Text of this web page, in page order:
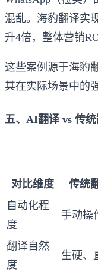
混乱。海豹翻译实
升4倍，整体营销
这些案例源于海豹
其在实际场景中的
五、AI翻译 vs 传统
对比维度 传统
自动化程
度
手动操
翻译自然
度
生硬、